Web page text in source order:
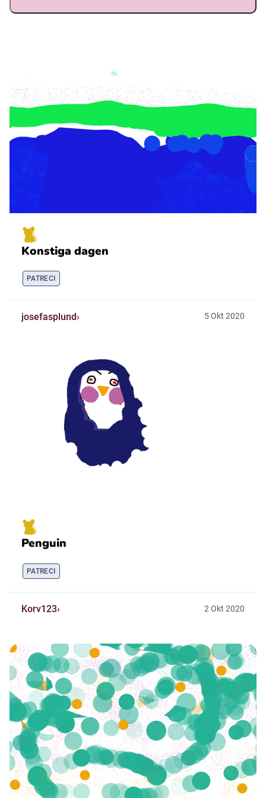
Arli (Romska)
Resanderomani (Romska)
Kelderash (Romska)
Lovari (Romska)
Konstiga dagen
PATRECI
josefasplund 5Okt 2020
Penguin
PATRECI
Korv123 2 Okt 2020